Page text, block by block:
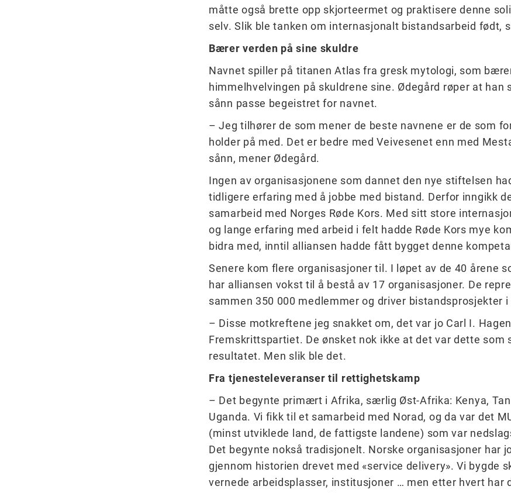
måtte også brette opp skjorteermet og praktisere denne
selv. Slik ble tanken om internasjonalt bistandsarbeid født,
Bærer verden på sine skuldre
Navnet spiller på titanen Atlas fra gresk mytologi, som
himmelhvelvingen på skuldrene sine. Ødegård røper at han
sånn passe begeistret for navnet.
– Jeg tilhører de som mener de beste navnene er de som
holder på med. Det er bedre med Veivesenet enn med
sånn, mener Ødegård.
Ingen av organisasjonene som dannet den nye stiftelsen
tidligere erfaring med å jobbe med bistand. Derfor inngikk
samarbeid med Norges Røde Kors. Med sitt store
og lange erfaring med arbeid i felt hadde Røde Kors mye
bidra med, inntil alliansen hadde fått bygget denne
Senere kom flere organisasjoner til. I løpet av de 40 årene
har alliansen vokst til å bestå av 17 organisasjoner. De
sammen 350 000 medlemmer og driver bistandsprosjekter i
– Disse motkreftene jeg snakket om, det var jo Carl I.
Fremskrittspartiet. De ønsket nok ikke at det var dette som
resultatet. Men slik ble det.
Fra tjenesteleveranser til rettighetskamp
– Det begynte primært i Afrika, særlig Øst-Afrika: Kenya,
Uganda. Vi fikk til et samarbeid med Norad, og da var det
(minst utviklede land, de fattigste landene) som var
Det begynte nokså tradisjonelt. Norske organisasjoner har
gjennom historien drevet med «service delivery». Vi bygde
vernede arbeidsplasser, institusjoner … men etter hvert har